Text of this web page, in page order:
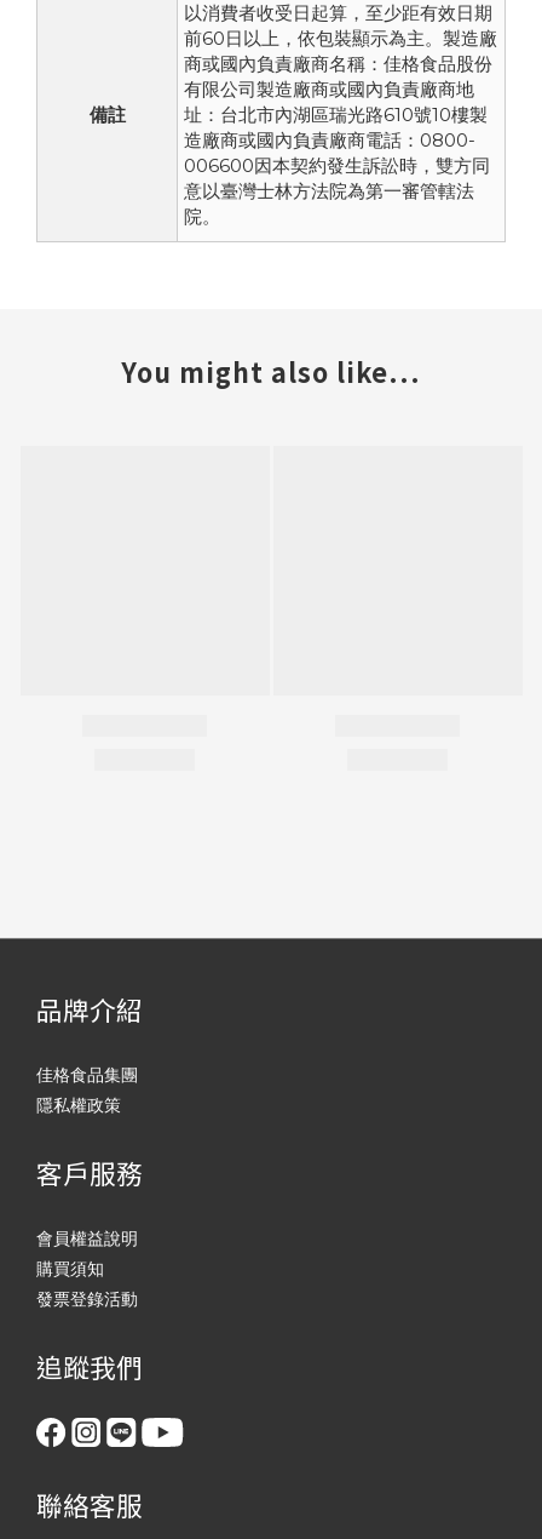
備註
以消費者收受日起算，至少距有效日期
前60日以上，依包裝顯示為主。製造廠
商或國內負責廠商名稱：佳格食品股份
有限公司製造廠商或國內負責廠商地
址：台北市內湖區瑞光路610號10樓製
造廠商或國內負責廠商電話：0800-
006600因本契約發生訴訟時，雙方同
意以臺灣士林方法院為第一審管轄法
院。
You might also like...
品牌介紹
佳格食品集團
隱私權政策
客戶服務
會員權益說明
購買須知
發票登錄活動
追蹤我們
聯絡客服